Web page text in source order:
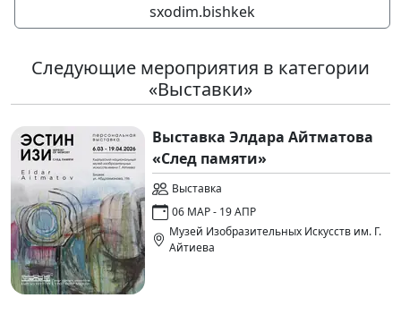
sxodim.bishkek
Следующие мероприятия в категории
«Выставки»
Выставка Элдара Айтматова
«След памяти»
Выставка
06 МАР - 19 АПР
Музей Изобразительных Искусств им. Г.
Айтиева